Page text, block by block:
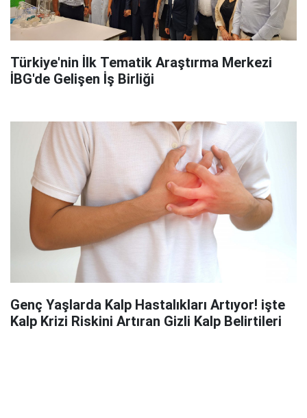
Türkiye'nin İlk Tematik Araştırma Merkezi
İBG'de Gelişen İş Birliği
Genç Yaşlarda Kalp Hastalıkları Artıyor! işte
Kalp Krizi Riskini Artıran Gizli Kalp Belirtileri